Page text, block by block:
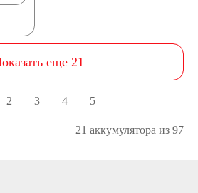
еще 21
2 3 4 5
21 аккумулятора из 97